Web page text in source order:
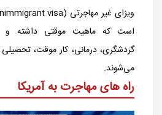
است که ماهیت موقتی داشته و
گردشگری، درمانی، کار موقت، تحصیلی
می‌شوند.
راه های مهاجرت به آمریکا